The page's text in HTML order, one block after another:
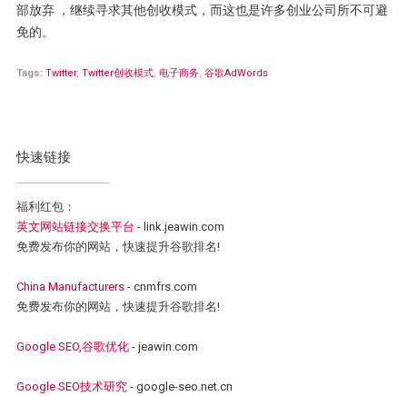
部放弃 ，继续寻求其他创收模式，而这也是许多创业公司所不可避
免的。
Tags: Twitter, Twitter创收模式, 电子商务, 谷歌AdWords
快速链接
福利红包：
英文网站链接交换平台 - link.jeawin.com
免费发布你的网站，快速提升谷歌排名!
China Manufacturers- cnmfrs.com
免费发布你的网站，快速提升谷歌排名!
Google SEO,谷歌优化- jeawin.com
Google SEO技术研究- google-seo.net.cn